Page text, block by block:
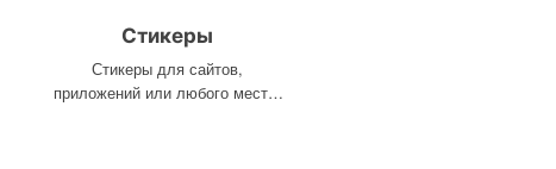
Стикеры
Стикеры для сайтов,
приложений или любого места,